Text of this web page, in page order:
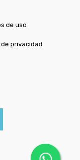
de uso
privacidad